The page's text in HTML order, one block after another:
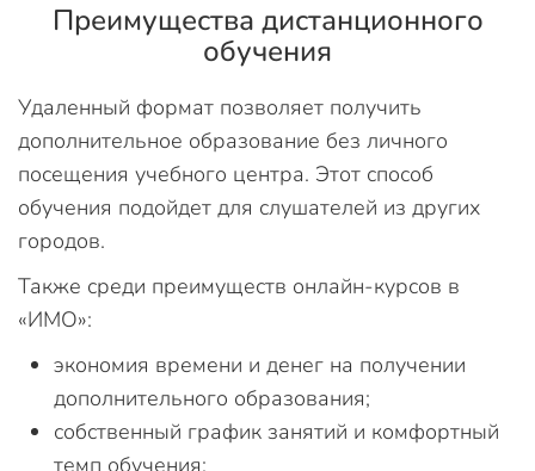
Преимущества дистанционного
обучения
Удаленный формат позволяет получить
дополнительное образование без личного
посещения учебного центра. Этот способ
обучения подойдет для слушателей из других
городов.
Также среди преимуществ онлайн-курсов в
«ИМО»:
экономия времени и денег на получении
дополнительного образования;
собственный график занятий и комфортный
темп обучения;